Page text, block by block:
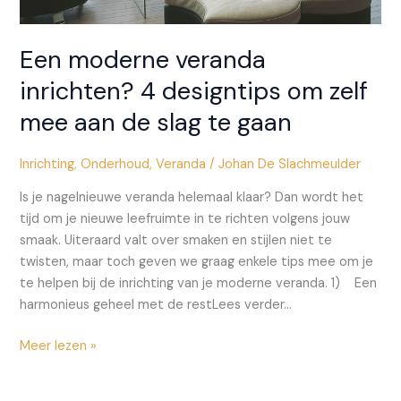
Een moderne veranda
inrichten? 4 designtips om zelf
mee aan de slag te gaan
Inrichting,Onderhoud,Veranda /Johan De Slachmeulder
Is je nagelnieuwe veranda helemaal klaar? Dan wordt het
tijd om je nieuwe leefruimte in te richten volgens jouw
smaak. Uiteraard valt over smaken en stijlen niet te
twisten, maar toch geven we graag enkele tips mee om je
te helpen bij de inrichting van je moderne veranda. 1) Een
harmonieus geheel met de restLees verder…
Een
Meer lezen »